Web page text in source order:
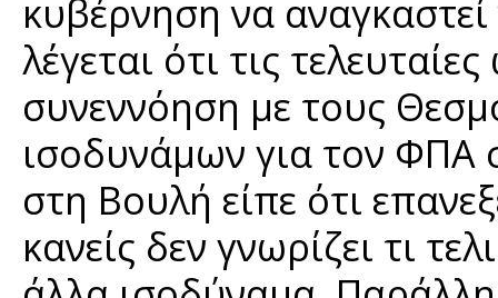
κυβέρνηση να
λέγεται ότι τις
συνεννόηση με τους
ισοδυνάμων για τον ΦΠΑ
στη Βουλή είπε ότι
κανείς δεν γνωρίζει τι